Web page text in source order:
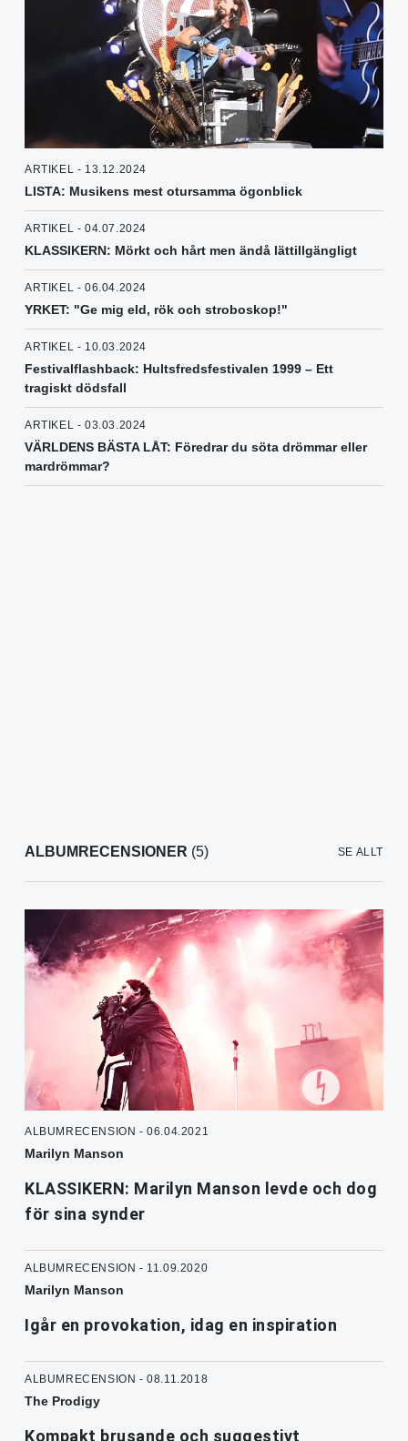
ARTIKEL - 13.12.2024
LISTA: Musikens mest otursamma ögonblick
ARTIKEL - 04.07.2024
KLASSIKERN: Mörkt och hårt men ändå lättillgängligt
ARTIKEL - 06.04.2024
YRKET: "Ge mig eld, rök och stroboskop!"
ARTIKEL - 10.03.2024
Festivalflashback: Hultsfredsfestivalen 1999 – Ett
tragiskt dödsfall
ARTIKEL - 03.03.2024
VÄRLDENS BÄSTA LÅT: Föredrar du söta drömmar eller
mardrömmar?
ALBUMRECENSIONER (5) SE ALLT
ALBUMRECENSION - 06.04.2021
Marilyn Manson
KLASSIKERN: Marilyn Manson levde och dog
för sina synder
ALBUMRECENSION - 11.09.2020
Marilyn Manson
Igår en provokation, idag en inspiration
ALBUMRECENSION - 08.11.2018
The Prodigy
Kompakt brusande och suggestivt